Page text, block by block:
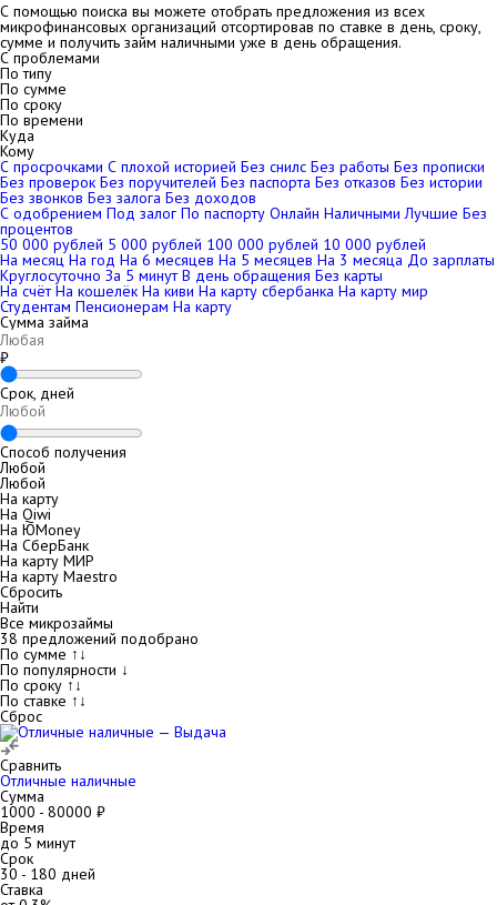
С помощью поиска вы можете отобрать предложения из всех
микрофинансовых организаций отсортировав по ставке в день, сроку,
сумме и получить займ наличными уже в день обращения.
С проблемами
По типу
По сумме
По сроку
По времени
Куда
Кому
С просрочками С плохой историей Без снилс Без работы Без прописки
Без проверок Без поручителей Без паспорта Без отказов Без истории
Без звонков Без залога Без доходов
С одобрением Под залог По паспорту Онлайн Наличными Лучшие Без
процентов
50 000 рублей 5 000 рублей 100 000 рублей 10 000 рублей
На месяц На год На 6 месяцев На 5 месяцев На 3 месяца До зарплаты
Круглосуточно За 5 минут В день обращения Без карты
На счёт На кошелёк На киви На карту сбербанка На карту мир
Студентам Пенсионерам На карту
Сумма займа
₽
Срок, дней
Способ получения
Любой
Любой
На карту
На Qiwi
На ЮMoney
На СберБанк
На карту МИР
На карту Maestro
Сбросить
Найти
Все микрозаймы
38 предложений подобрано
По сумме ↑↓
По популярности ↓
По сроку ↑↓
По ставке ↑↓
Сброс
Сравнить
Отличные наличные
Сумма
1000 - 80000 ₽
Время
до 5 минут
Срок
30 - 180 дней
Ставка